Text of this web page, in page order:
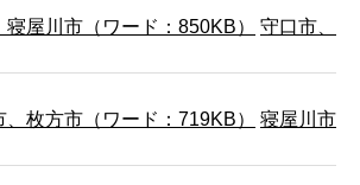
寝屋川市（ワード：850KB） 守口市、
、枚方市（ワード：719KB） 寝屋川市